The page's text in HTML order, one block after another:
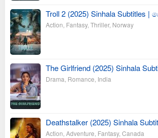
Troll 2 (2025) Sinhala
Action Fantasy, Thriller, Norway
The Girlfriend (2025) Sinhala
Drama Romance India
Deathstalker (2025) Sinhala
Action Adventure Fantasy, Canada